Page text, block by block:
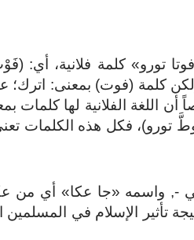
تورو» كلمة فلانية، أي:
كلمة (فوت) بمعنى: اترك؛
اللغة الفلانية لها كلمات
تورو)، فكل هذه الكلمات
-, واسمه «جا عكا» أي من
تأثير الإسلام في المسلمين